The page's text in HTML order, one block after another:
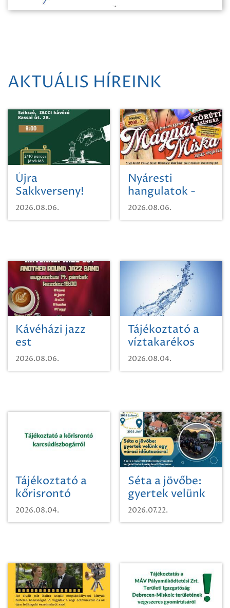
AKTUÁLIS HÍREINK
Újra
Sakkverseny!
2026.08.06.
Nyáresti
hangulatok -
Mágnás Miska
2026.08.06.
Kávéházi jazz
est
2026.08.06.
Tájékoztató a
víztakarékos
vízhasználatról
2026.08.04.
Tájékoztató a
kőrisrontó
karcsúdíszbogárról
2026.08.04.
Séta a jövőbe:
gyertek velünk
egy városi
időutazásra!
2026.07.22.